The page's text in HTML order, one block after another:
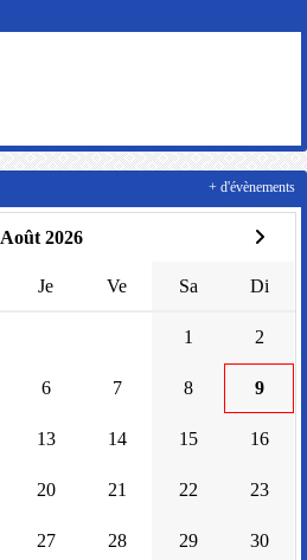
Août 2026
Je Ve Sa Di
1 2
6 7 8 9
13 14 15 16
20 21 22 23
27 28 29 30
+ d'évènements